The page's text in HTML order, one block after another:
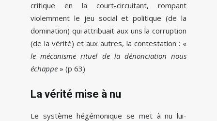
critique en la court-circuitant, rompant
violemment le jeu social et politique (de la
domination) qui attribuait aux uns la corruption
(de la vérité) et aux autres, la contestation : «
le mécanisme rituel de la dénonciation nous
échappe » (p 63)
La vérité mise à nu
Le système hégémonique se met à nu lui-